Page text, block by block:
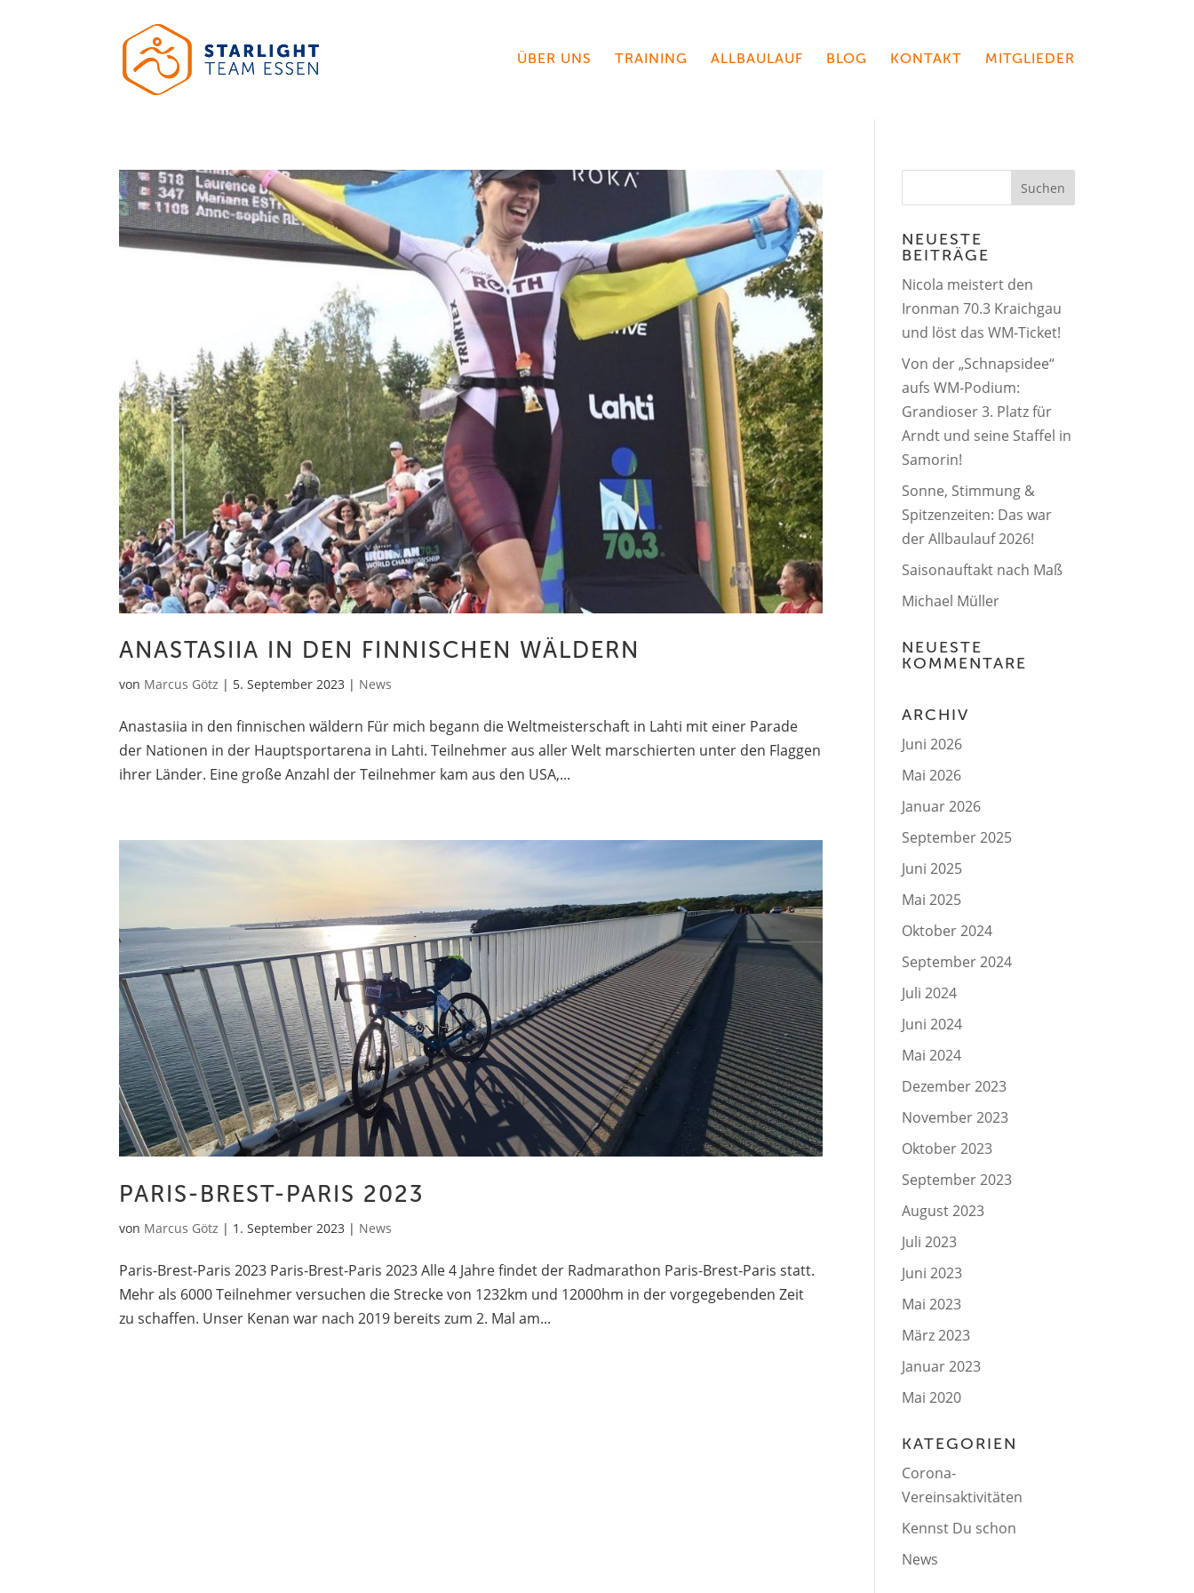
ÜBER UNS TRAINING ALLBAULAUF BLOG KONTAKT MITGLIEDER
ANASTASIIA IN DEN FINNISCHEN WÄLDERN
von Marcus Götz | 5. September 2023 | News
Anastasiia in den finnischen wäldern Für mich begann die Weltmeisterschaft in Lahti mit einer Parade
der Nationen in der Hauptsportarena in Lahti. Teilnehmer aus aller Welt marschierten unter den Flaggen
ihrer Länder. Eine große Anzahl der Teilnehmer kam aus den USA,...
PARIS-BREST-PARIS 2023
von Marcus Götz | 1. September 2023 | News
Paris-Brest-Paris 2023 Paris-Brest-Paris 2023 Alle 4 Jahre findet der Radmarathon Paris-Brest-Paris statt.
Mehr als 6000 Teilnehmer versuchen die Strecke von 1232km und 12000hm in der vorgegebenden Zeit
zu schaffen. Unser Kenan war nach 2019 bereits zum 2. Mal am...
NEUESTE
BEITRÄGE
Nicola meistert den
Ironman 70.3 Kraichgau
und löst das WM-Ticket!
Von der „Schnapsidee“
aufs WM-Podium:
Grandioser 3. Platz für
Arndt und seine Staffel in
Samorin!
Sonne, Stimmung &
Spitzenzeiten: Das war
der Allbaulauf 2026!
Saisonauftakt nach Maß
Michael Müller
NEUESTE
KOMMENTARE
ARCHIV
Juni 2026
Mai 2026
Januar 2026
September 2025
Juni 2025
Mai 2025
Oktober 2024
September 2024
Juli 2024
Juni 2024
Mai 2024
Dezember 2023
November 2023
Oktober 2023
September 2023
August 2023
Juli 2023
Juni 2023
Mai 2023
März 2023
Januar 2023
Mai 2020
KATEGORIEN
Corona-
Vereinsaktivitäten
Kennst Du schon
News